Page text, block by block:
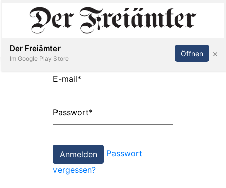
Inserieren Abonnieren Anmelden
E-mail*
Passwort*
Passwort
vergessen?
Der Freiämter
Im Google Play Store
Öffnen ×